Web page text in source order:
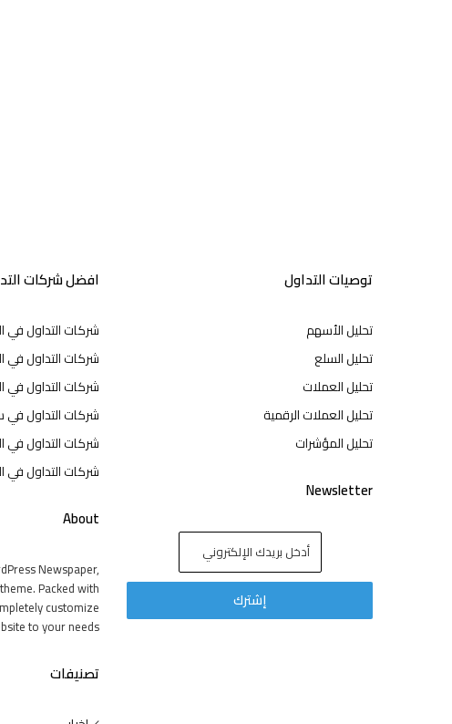
توصيات التداول
تحليل الأسهم
تحليل السلع
تحليل العملات
تحليل العملات الرقمية
تحليل المؤشرات
Newsletter
افضل شركات
شركات التداول في
شركات التداول في
شركات التداول في
شركات التداول
شركات التداول في
شركات التداول في
About
Newspaper,
Packed with
customize
to your needs.
تصنيفات